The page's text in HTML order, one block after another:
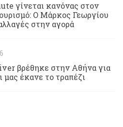
γίνεται κανόνας στον
Ο Μάρκος Γεωργίου
στην αγορά
βρέθηκε στην Αθήνα για
μας έκανε το τραπέζι